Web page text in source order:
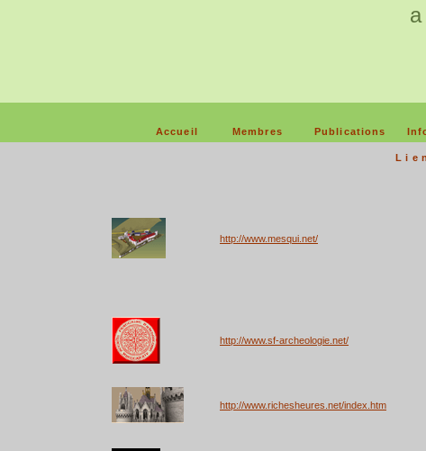
Accueil
Membres Publications
http://www.mesqui.net/
http://www.sf-archeologie.net/
http://www.richesheures.net/index.htm